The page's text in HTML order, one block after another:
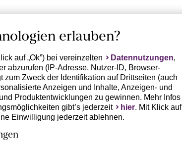
erlauben?
auf „Ok”) bei vereinzelten Datennutzungen,
abzurufen (IP-Adresse, Nutzer-ID, Browser-
zum Zweck der Identifikation auf Drittseiten (auch
Anzeigen und Inhalte, Anzeigen- und
Produktentwicklungen zu gewinnen. Mehr Infos
gibt’s jederzeit
hier. Mit Klick auf
Einwilligung jederzeit ablehnen.